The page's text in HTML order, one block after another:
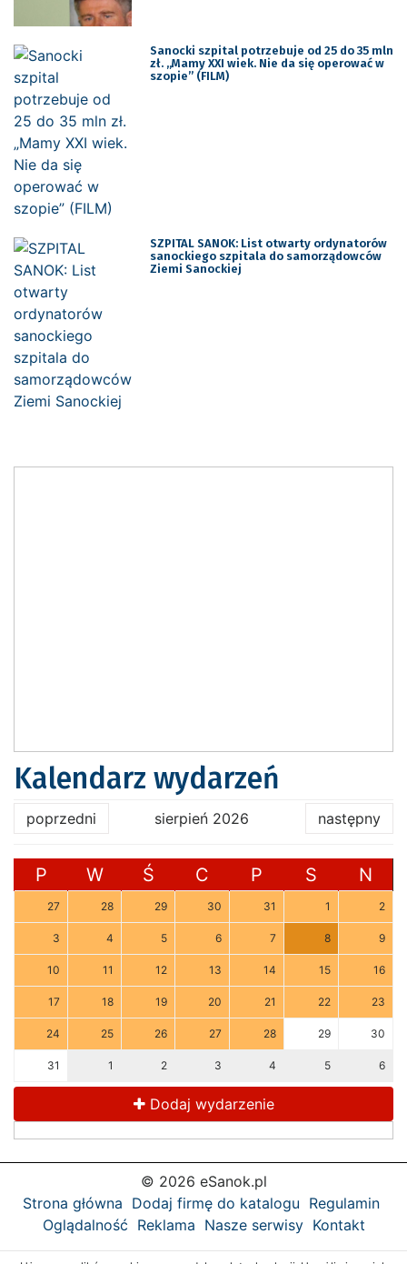
Sanocki szpital potrzebuje od 25 do 35 mln
zł. „Mamy XXI wiek. Nie da się operować w
szopie” (FILM)
SZPITAL SANOK: List otwarty ordynatorów
sanockiego szpitala do samorządowców
Ziemi Sanockiej
Kalendarz wydarzeń
poprzedni sierpień 2026 następny
P W Ś C P S N
27 28 29 30 31 1 2
3 4 5 6 7 8 9
10 11 12 13 14 15 16
17 18 19 20 21 22 23
24 25 26 27 28 29 30
31 1 2 3 4 5 6
Dodaj wydarzenie
© 2026 eSanok.pl
Strona główna Dodaj firmę do katalogu Regulamin
Oglądalność Reklama Nasze serwisy Kontakt